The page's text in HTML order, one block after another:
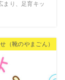
まり、足育キッ
（靴のやまごん）